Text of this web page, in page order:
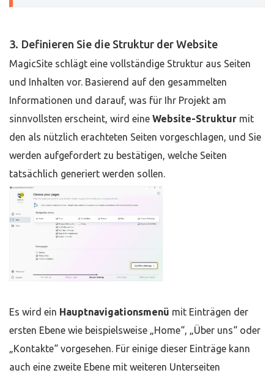
3. Definieren Sie die Struktur der Website
MagicSite schlägt eine vollständige Struktur aus Seiten
und Inhalten vor. Basierend auf den gesammelten
Informationen und darauf, was für Ihr Projekt am
sinnvollsten erscheint, wird eine Website-Struktur mit
den als nützlich erachteten Seiten vorgeschlagen, und Sie
werden aufgefordert zu bestätigen, welche Seiten
tatsächlich generiert werden sollen.
Es wird ein Hauptnavigationsmenü mit Einträgen der
ersten Ebene wie beispielsweise „Home“, „Über uns“ oder
„Kontakte“ vorgesehen. Für einige dieser Einträge kann
auch eine zweite Ebene mit weiteren Unterseiten